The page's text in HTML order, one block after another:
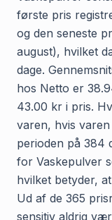
første pris
og den seneste
august), hvilket
dage.
hos Netto er
43.00 kr i pris.
varen, hvis
perioden på 384
for Vaskepulver
hvilket betyder,
Ud af de 365
sensitiv aldrig